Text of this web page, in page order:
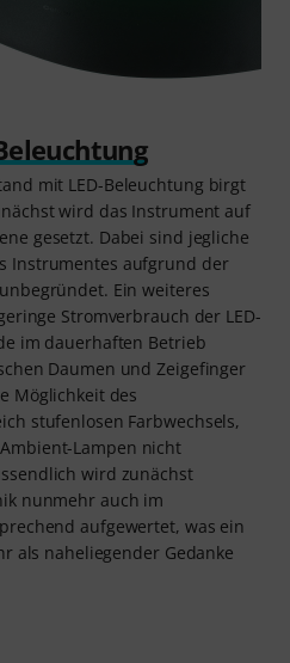
mit LED-Beleuchtung birgt
wird das Instrument auf
gesetzt. Dabei sind jegliche
Instrumentes aufgrund der
Ein weiteres
Stromverbrauch der LED-
im dauerhaften Betrieb
Daumen und Zeigefinger
Möglichkeit des
stufenlosen Farbwechsels,
Lampen nicht
wird zunächst
nunmehr auch im
aufgewertet, was ein
als naheliegender Gedanke